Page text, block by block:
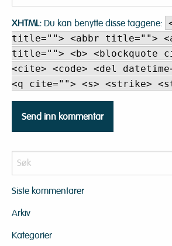
XHTML: Du kan benytte disse taggene:
title=""> <abbr title="">
title=""> <b> <blockquote
<cite> <code> <del
<q cite=""> <s> <strike>
Siste kommentarer
Arkiv
Kategorier